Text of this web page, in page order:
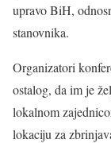
upravo BiH,
stanovnika.
Organizatori
ostalog, da im je
lokalnom
lokaciju za